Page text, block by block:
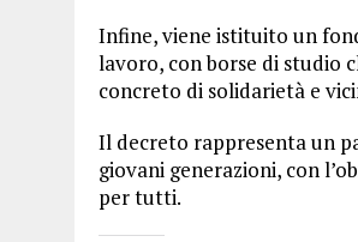
Infine, viene istituito un
lavoro, con borse di studio
concreto di solidarietà e
Il decreto rappresenta un
giovani generazioni, con
per tutti.